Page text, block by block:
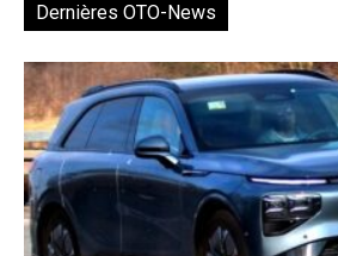
Dernières OTO-News